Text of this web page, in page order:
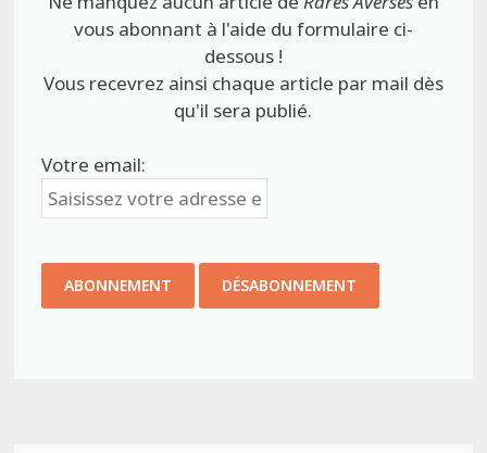
vous abonnant à l'aide du formulaire ci-
dessous !
Vous recevrez ainsi chaque article par mail dès
qu'il sera publié.
Votre email: